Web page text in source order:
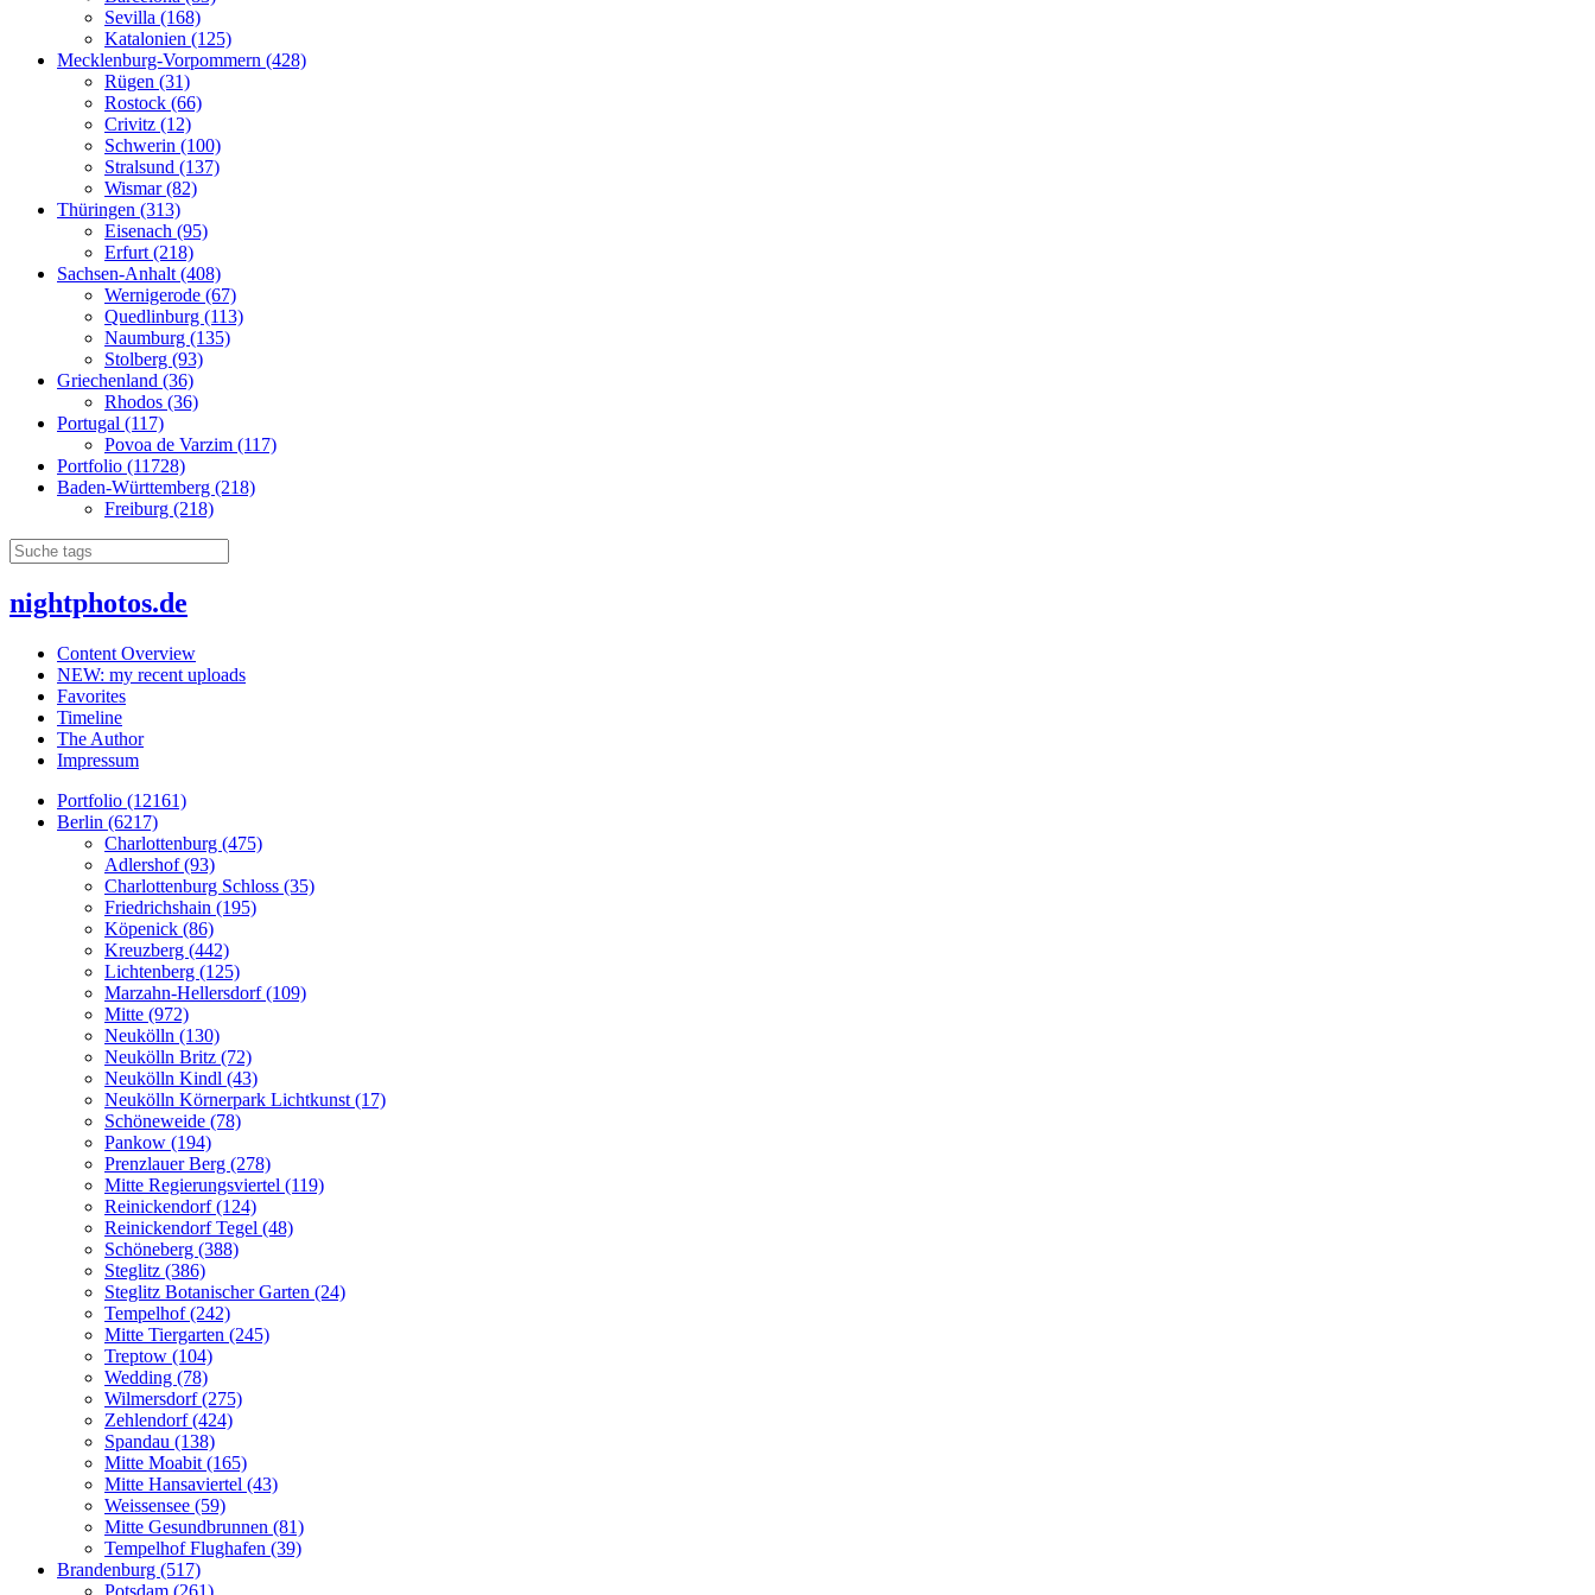
Sevilla (168)
Katalonien (125)
Mecklenburg-Vorpommern (428)
Rügen (31)
Rostock (66)
Crivitz (12)
Schwerin (100)
Stralsund (137)
Wismar (82)
Thüringen (313)
Eisenach (95)
Erfurt (218)
Sachsen-Anhalt (408)
Wernigerode (67)
Quedlinburg (113)
Naumburg (135)
Stolberg (93)
Griechenland (36)
Rhodos (36)
Portugal (117)
Povoa de Varzim (117)
Portfolio (11728)
Baden-Württemberg (218)
Freiburg (218)
nightphotos.de
Content Overview
NEW: my recent uploads
Favorites
Timeline
The Author
Impressum
Portfolio (12161)
Berlin (6217)
Charlottenburg (475)
Adlershof (93)
Charlottenburg Schloss (35)
Friedrichshain (195)
Köpenick (86)
Kreuzberg (442)
Lichtenberg (125)
Marzahn-Hellersdorf (109)
Mitte (972)
Neukölln (130)
Neukölln Britz (72)
Neukölln Kindl (43)
Neukölln Körnerpark Lichtkunst (17)
Schöneweide (78)
Pankow (194)
Prenzlauer Berg (278)
Mitte Regierungsviertel (119)
Reinickendorf (124)
Reinickendorf Tegel (48)
Schöneberg (388)
Steglitz (386)
Steglitz Botanischer Garten (24)
Tempelhof (242)
Mitte Tiergarten (245)
Treptow (104)
Wedding (78)
Wilmersdorf (275)
Zehlendorf (424)
Spandau (138)
Mitte Moabit (165)
Mitte Hansaviertel (43)
Weissensee (59)
Mitte Gesundbrunnen (81)
Tempelhof Flughafen (39)
Brandenburg (517)
Potsdam (261)